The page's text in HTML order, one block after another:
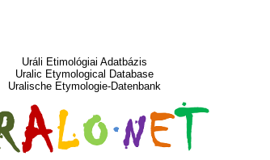
Uráli Etimológiai Adatbázis
Uralic Etymological Database
Uralische Etymologie-Datenbank